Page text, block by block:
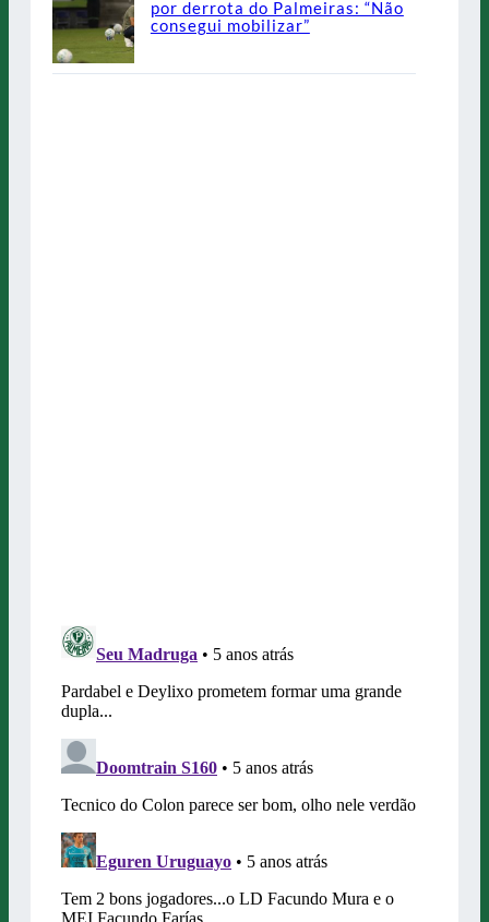
por derrota do Palmeiras: “Não
consegui mobilizar”